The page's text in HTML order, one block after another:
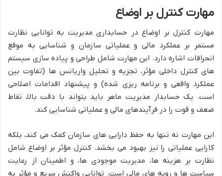
مهارت کنترل بر اوضاع
مهارت کنترل بر اوضاع در حسابداری مدیریت به توانایی نظارت
مستمر بر عملکرد مالی و عملیاتی سازمان و شناسایی به موقع
انحرافات اشاره دارد. این مهارت شامل طراحی و پیاده سازی سیستم
های کنترل داخلی مؤثر، تجزیه و تحلیل واریانس ها (تفاوت بین
عملکرد واقعی و برنامه ریزی شده) و پیشنهاد اقدامات اصلاحی
است. یک حسابدار مدیریت ماهر باید بتواند با دقت بالا، نقاط
ضعف و قوت را در فرآیندهای مالی و عملیاتی شناسایی کند.
این مهارت نه تنها به حفظ دارایی های سازمان کمک می کند، بلکه
کارایی عملیاتی را نیز بهبود می بخشد. کنترل مؤثر بر اوضاع شامل
نظارت بر هزینه ها، مدیریت موجودی ها، و اطمینان از رعایت
سیاست ها و رویه های مالی است. توانایی واکنش سریع و مؤثر به